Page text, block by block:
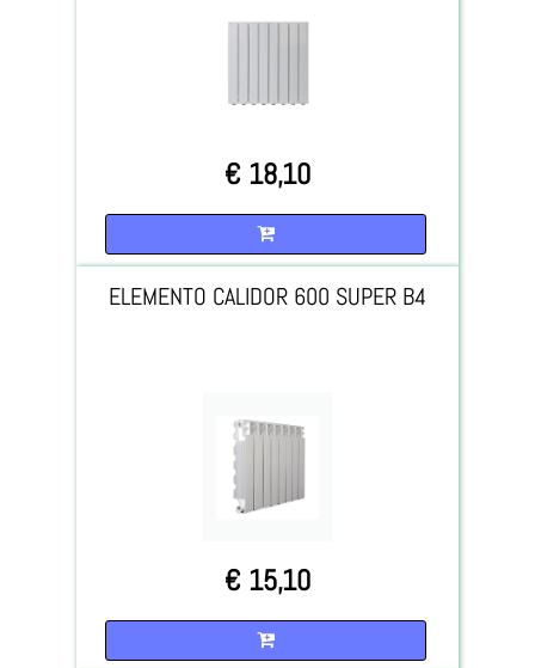
€ 18,10
ELEMENTO CALIDOR 600 SUPER B4
€ 15,10